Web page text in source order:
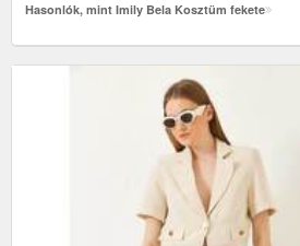
Hasonlók, mint Imily Bela Kosztüm fekete